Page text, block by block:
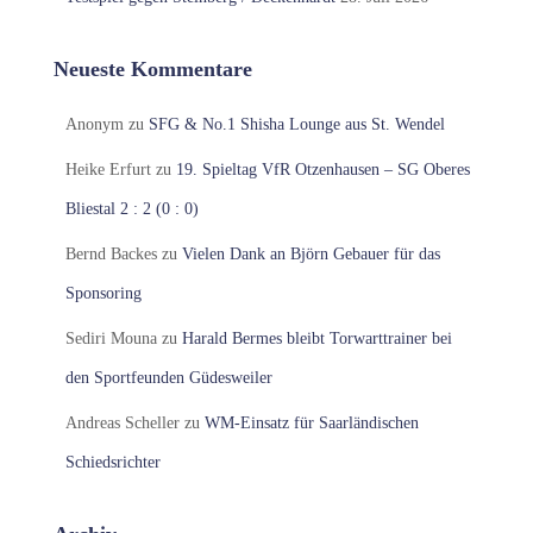
Neueste Kommentare
Anonym zu SFG & No.1 Shisha Lounge aus St. Wendel
Heike Erfurt zu 19. Spieltag VfR Otzenhausen – SG Oberes
Bliestal 2 : 2 (0 : 0)
Bernd Backes zu Vielen Dank an Björn Gebauer für das
Sponsoring
Sediri Mouna zu Harald Bermes bleibt Torwarttrainer bei
den Sportfeunden Güdesweiler
Andreas Scheller zu WM-Einsatz für Saarländischen
Schiedsrichter